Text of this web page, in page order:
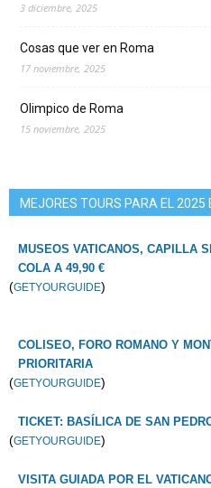
3 diciembre, 2025
Cosas que ver en Roma
17 noviembre, 2025
Olimpico de Roma
15 noviembre, 2025
MEJORES TOURS PARA EL 2025
MUSEOS VATICANOS, CAPILLA
COLA A 49,90 €
(GETYOURGUIDE)
COLISEO, FORO ROMANO Y
PRIORITARIA
(GETYOURGUIDE)
TICKET: BASÍLICA DE SAN
(GETYOURGUIDE)
VISITA GUIADA POR EL